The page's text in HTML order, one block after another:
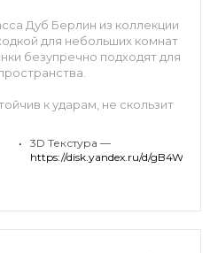
Дуб Берлин из коллекции
для небольших комнат
безупречно подходят для
к ударам, не скользит
дезинфицирующих
•
3D Текстура —
https://disk.yandex.ru/d/